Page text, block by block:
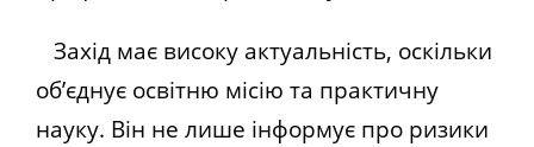
Захід має високу актуальність, оскільки
об’єднує освітню місію та практичну
науку. Він не лише інформує про ризики